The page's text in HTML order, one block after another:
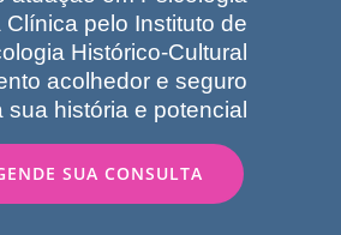
pelo Instituto de
Histórico-Cultural
acolhedor e seguro
história e potencial
SUA CONSULTA